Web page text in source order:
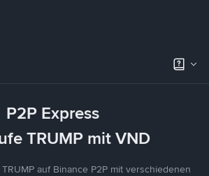
P2P Express
TRUMP mit VND
auf Binance P2P mit verschiedenen